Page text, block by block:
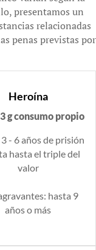
presentamos un
relacionadas
penas previstas por
Heroína
g consumo propio
3 - 6 años de prisión
hasta el triple del
valor
hasta 9
años o más